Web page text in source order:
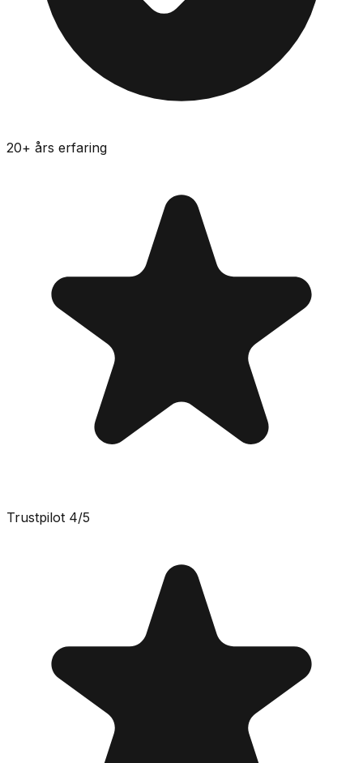
20+ års erfaring
Trustpilot 4/5